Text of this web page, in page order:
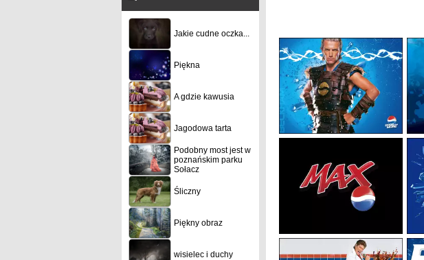
Jakie cudne oczka...
Piękna
A gdzie kawusia
Jagodowa tarta
Podobny most jest w
poznańskim parku
Sołacz
Śliczny
Piękny obraz
wisielec i duchy